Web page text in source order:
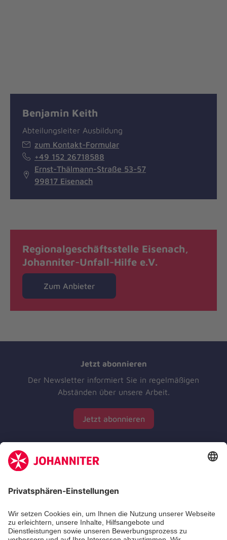
Benjamin Keith
Abteilungsleiter Ausbildung
zum Kontakt-Formular
+49 152 26718588
Ernst-Thälmann-Straße 53-57
99817 Eisenach
Regionalgeschäftsstelle Eisenach,
Johanniter-Unfall-Hilfe e.V.
Zum Anbieter
Jetzt abonnieren
Der Newsletter informiert Sie in regelmäßigen
Abständen über unsere Arbeit.
Jetzt abonnieren
Zertifizierung der Johanniter-Unfall-Hilfe e.V.
Die Johanniter GmbH führt das Spendenzertifikat